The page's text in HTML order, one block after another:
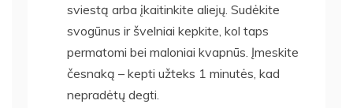
sviestą arba įkaitinkite aliejų. Sudėkite
svogūnus ir švelniai kepkite, kol taps
permatomi bei maloniai kvapnūs. Įmeskite
česnaką – kepti užteks 1 minutės, kad
nepradėtų degti.